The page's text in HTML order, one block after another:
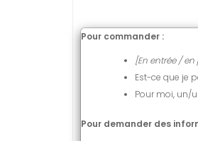
Pour commander :
[En entrée /
Est-ce que je
Pour moi, un/
Pour demander des